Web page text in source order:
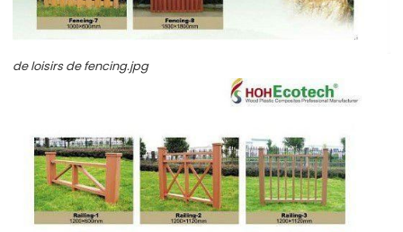
de loisirs de fencing.jpg